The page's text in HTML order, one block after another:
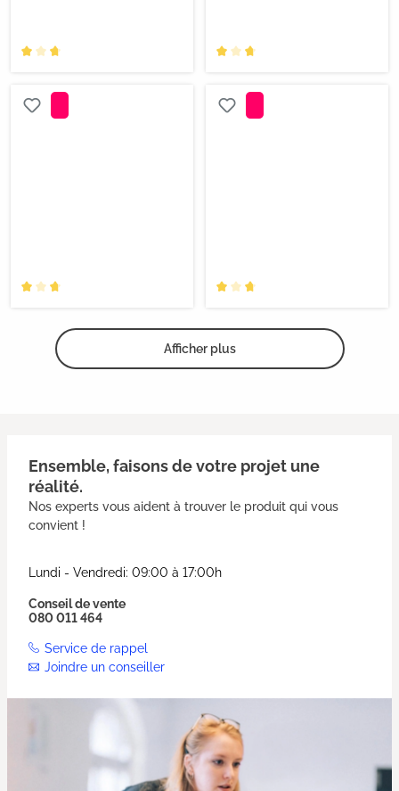
Afficher plus
Ensemble, faisons de votre projet une
réalité.
Nos experts vous aident à trouver le produit qui vous
convient !
Lundi - Vendredi: 09:00 à 17:00h
Conseil de vente
080 011 464
Service de rappel
Joindre un conseiller